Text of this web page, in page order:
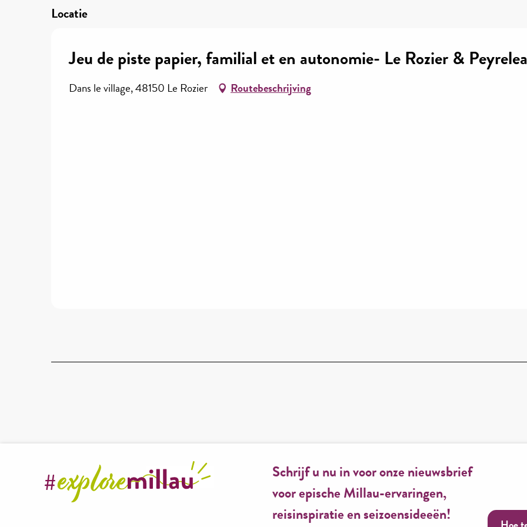
Locatie
Jeu de piste papier, familial et en autonomie- Le Rozier &
Dans le village, 48150 Le Rozier Routebeschrijving
Schrijf u nu in voor onze nieuwsbrief
voor epische Millau-ervaringen,
reisinspiratie en seizoensideeën!